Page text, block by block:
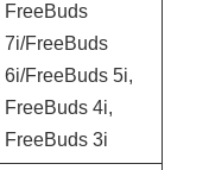
FreeBuds
7i/FreeBuds
6i/FreeBuds 5i,
FreeBuds 4i,
FreeBuds 3i